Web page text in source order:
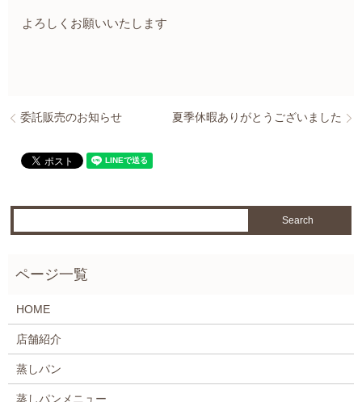
よろしくお願いいたします
委託販売のお知らせ 夏季休暇ありがとうございました
HOME
店舗紹介
蒸しパン
蒸しパンメニュー